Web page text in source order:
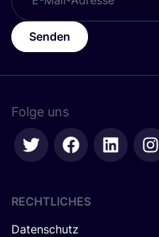
Senden
Folge uns
RECHTLICHES
Datenschutz